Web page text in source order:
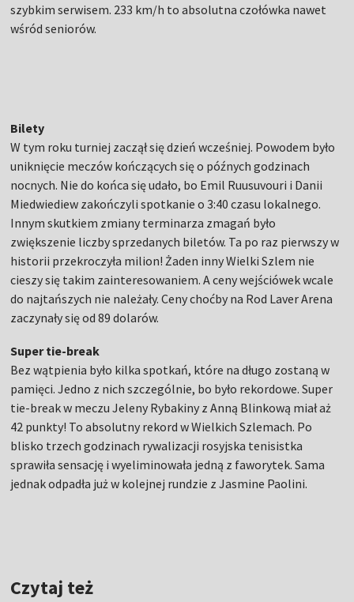
szybkim serwisem. 233 km/h to absolutna czołówka nawet
wśród seniorów.
Bilety
W tym roku turniej zaczął się dzień wcześniej. Powodem było
uniknięcie meczów kończących się o późnych godzinach
nocnych. Nie do końca się udało, bo Emil Ruusuvouri i Danii
Miedwiediew zakończyli spotkanie o 3:40 czasu lokalnego.
Innym skutkiem zmiany terminarza zmagań było
zwiększenie liczby sprzedanych biletów. Ta po raz pierwszy w
historii przekroczyła milion! Żaden inny Wielki Szlem nie
cieszy się takim zainteresowaniem. A ceny wejściówek wcale
do najtańszych nie należały. Ceny choćby na Rod Laver Arena
zaczynały się od 89 dolarów.
Super tie-break
Bez wątpienia było kilka spotkań, które na długo zostaną w
pamięci. Jedno z nich szczególnie, bo było rekordowe. Super
tie-break w meczu Jeleny Rybakiny z Anną Blinkową miał aż
42 punkty! To absolutny rekord w Wielkich Szlemach. Po
blisko trzech godzinach rywalizacji rosyjska tenisistka
sprawiła sensację i wyeliminowała jedną z faworytek. Sama
jednak odpadła już w kolejnej rundzie z Jasmine Paolini.
Czytaj też